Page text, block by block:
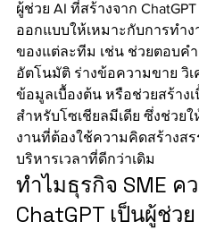
ผู้ช่วย AI ที่สร้างจาก
ออกแบบให้เหมาะกับการทำง
ของแต่ละทีม เช่น ช่วยตอบค
อัตโนมัติ ร่างข้อความขาย วิเ
ข้อมูลเบื้องต้น หรือช่วยสร้าง
สำหรับโซเชียลมีเดีย ซึ่งช่วย
งานที่ต้องใช้ความคิดสร้างส
บริหารเวลาที่ดีกว่าเดิม
ทำไมธุรกิจ SME ค
ChatGPT เป็นผู้ช่วย